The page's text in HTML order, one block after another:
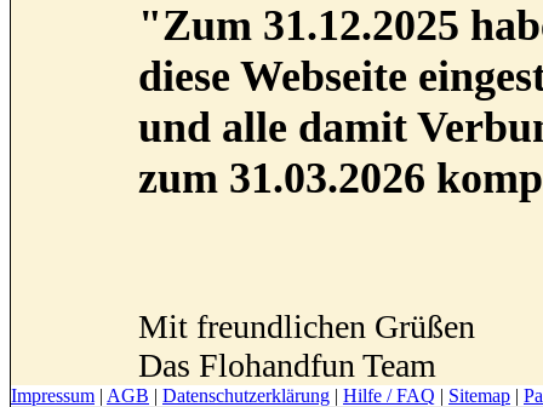
"Zum 31.12.2025
diese Webseite
und alle damit
zum 31.03.2026
Mit freundlichen Grüßen
Das Flohandfun Team
Impressum | AGB | Datenschutzerklärung | Hilfe / FAQ | Sitemap |